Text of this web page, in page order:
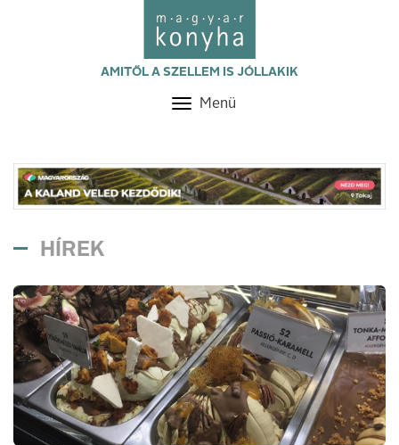
AMITŐL A SZELLEM IS JÓLLAKIK
Toggle
Menü
HÍREK